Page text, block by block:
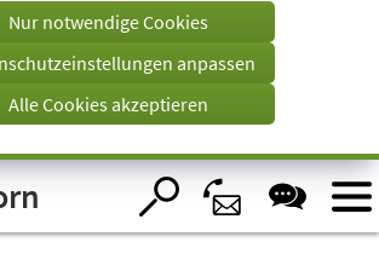
einem
Tab)
Nur notwendige Cookies
anpassen
Alle Cookies akzeptieren